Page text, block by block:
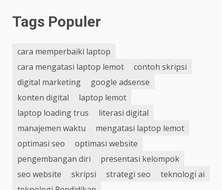
Tags Populer
cara memperbaiki laptop
cara mengatasi laptop lemot
contoh skripsi
digital marketing
google adsense
konten digital
laptop lemot
laptop loading trus
literasi digital
manajemen waktu
mengatasi laptop lemot
optimasi seo
optimasi website
pengembangan diri
presentasi kelompok
seo website
skripsi strategi seo
teknologi ai